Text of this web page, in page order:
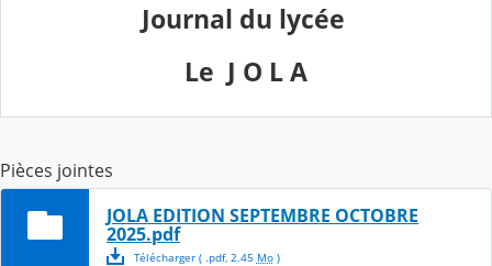
Journal du lycée
Le J O L A
Pièces jointes
JOLA EDITION SEPTEMBRE OCTOBRE
2025.pdf
Télécharger( .pdf, 2.45 Mo)